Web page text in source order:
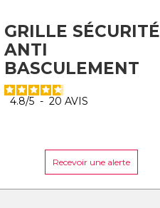
GRILLE SÉCURITÉ
ANTI
BASCULEMENT
4.8/5 - 20 AVIS
Recevoir une alerte